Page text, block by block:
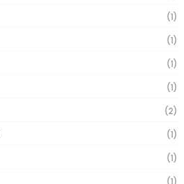
(1)
(1)
(1)
(1)
(2)
(1)
(1)
(1)